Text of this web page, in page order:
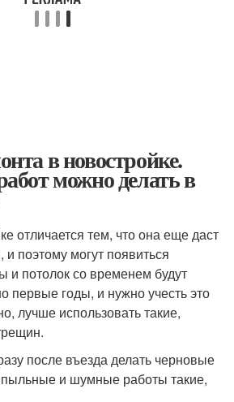
в новостройке.
можно делать в
отличается тем, что она еще даст
поэтому могут появиться
потолок со временем будут
первые годы, и нужно учесть это
лучше использовать такие,
после въезда делать черновые
и шумные работы такие,